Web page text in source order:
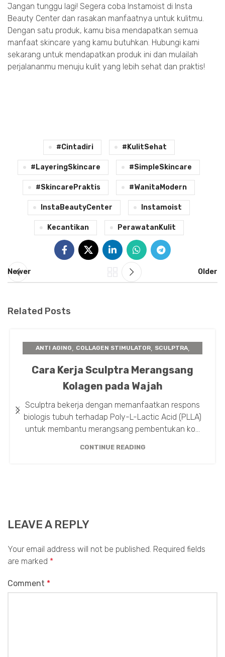
Jangan tunggu lagi! Segera coba Instamoist di Insta
Beauty Center dan rasakan manfaatnya untuk kulitmu.
Dengan satu produk, kamu bisa mendapatkan semua
manfaat skincare yang kamu butuhkan. Hubungi kami
sekarang untuk mendapatkan produk ini dan mulailah
perjalananmu menuju kulit yang lebih sehat dan praktis!
#cintadiri #KulitSehat
#LayeringSkincare #SimpleSkincare
#SkincarePraktis #WanitaModern
InstaBeautyCenter Instamoist
Kecantikan PerawatanKulit
Newer Older
Related Posts
ANTI AGING, COLLAGEN STIMULATOR, SCULPTRA,
Cara Kerja Sculptra Merangsang
Kolagen pada Wajah
Sculptra bekerja dengan memanfaatkan respons
biologis tubuh terhadap Poly-L-Lactic Acid (PLLA)
untuk membantu merangsang pembentukan ko...
CONTINUE READING
LEAVE A REPLY
Your email address will not be published. Required fields
are marked *
Comment *